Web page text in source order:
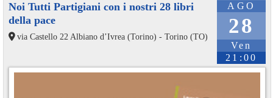
AGO
28
Ven
21:00
Noi Tutti Partigiani con i nostri 28 libri
della pace
via Castello 22 Albiano d’Ivrea (Torino) - Torino (TO)